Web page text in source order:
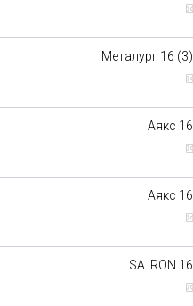
Металург 16 (3)
Аякс 16
Аякс 16
SA IRON 16